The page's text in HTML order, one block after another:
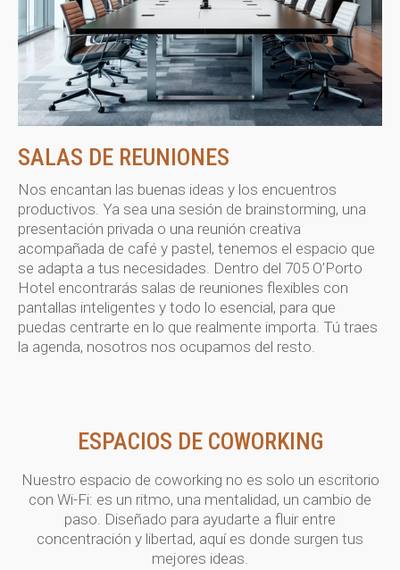
SALAS DE REUNIONES
Nos encantan las buenas ideas y los encuentros
productivos. Ya sea una sesión de brainstorming, una
presentación privada o una reunión creativa
acompañada de café y pastel, tenemos el espacio que
se adapta a tus necesidades. Dentro del 705 O’Porto
Hotel encontrarás salas de reuniones flexibles con
pantallas inteligentes y todo lo esencial, para que
puedas centrarte en lo que realmente importa. Tú traes
la agenda, nosotros nos ocupamos del resto.
ESPACIOS DE COWORKING
Nuestro espacio de coworking no es solo un escritorio
con Wi-Fi: es un ritmo, una mentalidad, un cambio de
paso. Diseñado para ayudarte a fluir entre
concentración y libertad, aquí es donde surgen tus
mejores ideas.